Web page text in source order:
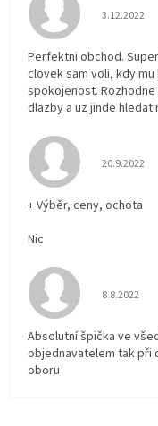
3.12.2022
Perfektni obchod.
clovek sam voli, kdy
spokojenost.
dlazby a uz jinde hledat
20.9.2022
+ Výběr, ceny, ochota
Nic
8.8.2022
Absolutní špička ve
objednavatelem tak při
oboru